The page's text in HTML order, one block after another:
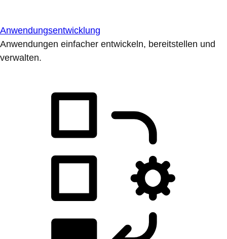
Anwendungsentwicklung
Anwendungen einfacher entwickeln, bereitstellen und
verwalten.